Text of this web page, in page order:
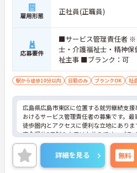
雇用形態 正社員(正職員)
応募要件
■サービス管理責任者 ※
士・介護福祉士・精神
祉主事 ■ブランク：可
駅から徒歩10分以内 日勤のみ ブランクOK 社
広島県広島市東区に位置する就労継続支援
おけるサービス管理責任者の募集です。最
徒歩圏内とアクセスに便利な立地にありま
完全週休2日制＆土日はお休みです。プラ
のメリハリのある働き方が可能です。また
ご指導いただけます。パソコンが苦手な方
ートいただけるので安心してご勤務いただ
ご興味のある方には、面接対策ポイントな
詳細を見る 無料